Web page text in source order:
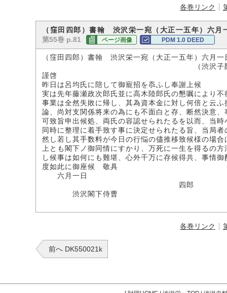
各巻リンク
（窪田四郎）書翰 渋沢栄一宛（大正一五年）六月
第55巻 p.81 ページ画像 PDM 1.0 DEED
（窪田四郎）書翰 渋沢栄一宛（大正一五年）六月一
（渋沢子爵家所
謹啓
昨日は呂均氏に陪して御寵招を忝ふし奉謝上候
実は先年藤瀬政次郎氏並に高木陸郎氏の懇嘱により
事業は全然失敗に帰し、其為資本金に対し何倍と云
論、尚対支関係将来の為にも不面白と存、断然決意
可致旨申出候処、両氏の容認せられたるを以而、当
同時に整理に着手致す事に決定せられたる旨、当局
然し若し其手数料が今日の行悩の儘推移致候様の場
上とも閣下ノ御同情にすかり、万死に一生を得るの
し候事は如何にも難堪、心外千万に存候得共、事情
度如此に御座候 敬具
六月一日
四郎
渋沢閣下侍曹
各巻リンク
前へ DK550021k